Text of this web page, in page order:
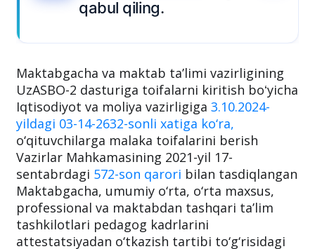
Maktabgacha va maktab ta’limi vazirligining
UzASBO-2 dasturiga toifalarni kiritish boʻyicha
Iqtisodiyot va moliya vazirligiga3.10.2024-
yildagi 03-14-2632-sonli xatiga ko‘ra,
o‘qituvchilarga malaka toifalarini berish
Vazirlar Mahkamasining 2021-yil 17-
sentabrdagi 572-son qaroribilan tasdiqlangan
Maktabgacha, umumiy o‘rta, o‘rta maxsus,